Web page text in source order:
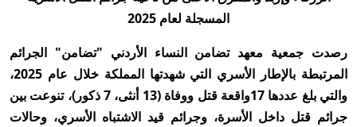
المسجلة لعام 2025
رصدت جمعية معهد تضامن النساء الأردني "تضامن" الجرائم
المرتبطة بالإطار الأسري التي شهدتها المملكة خلال عام 2025،
والتي بلغ عددها 17واقعة قتل ووفاة (13 أنثى، 7 ذكور)، تنوعت بين
جرائم قتل داخل الأسرة، وجرائم قيد الاشتباه الأسري، وحالات